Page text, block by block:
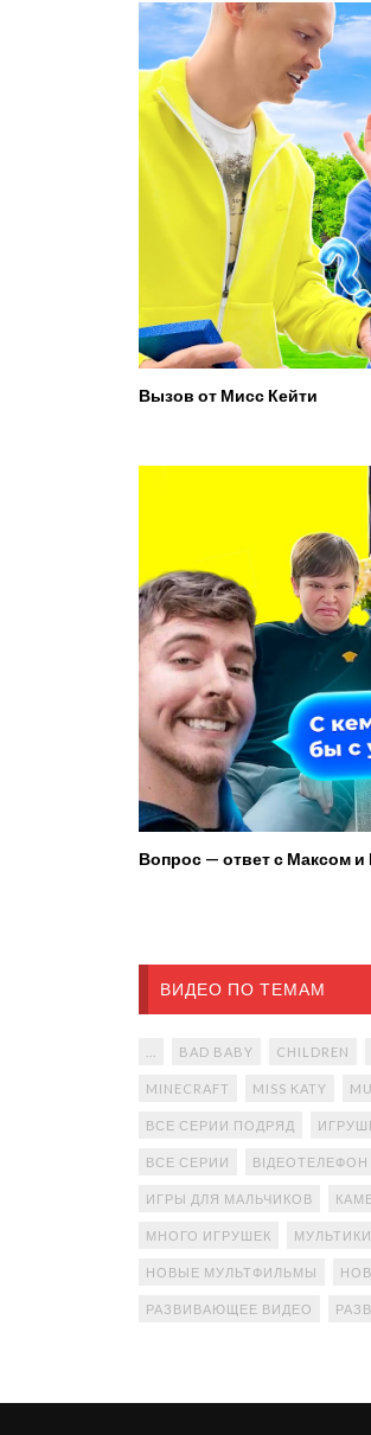
Вызов от Мисс Кейти
Вопрос — ответ с Максом и
ВИДЕО ПО ТЕМАМ
BAD BABY CHILDREN
MINECRAFT MISS KATY
ВСЕ СЕРИИ ПОДРЯД
ВСЕ СЕРИИ ВІДЕОТЕЛЕФОН
ИГРЫ ДЛЯ МАЛЬЧИКОВ
МНОГО ИГРУШЕК
НОВЫЕ МУЛЬТФИЛЬМЫ
РАЗВИВАЮЩЕЕ ВИДЕО